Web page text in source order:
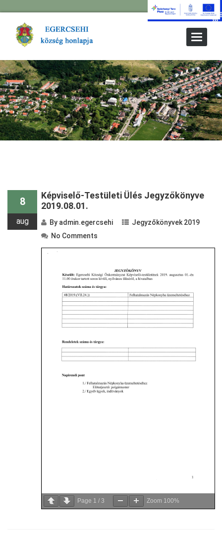
Toggle
8
aug
Képviselő-Testületi Ülés Jegyzőkönyve
2019.08.01.
By admin.egercsehi
Jegyzőkönyvek 2019
No Comments
Page 1 /3 Zoom 100%